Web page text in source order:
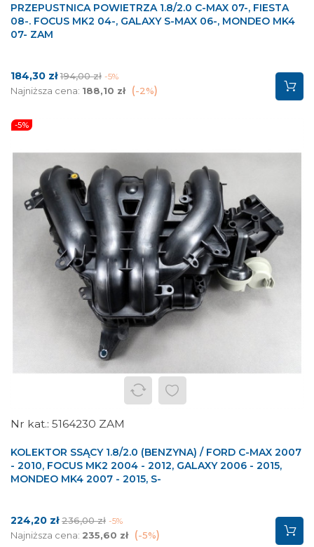
PRZEPUSTNICA POWIETRZA 1.8/2.0 C-MAX 07-, FIESTA
08-. FOCUS MK2 04-, GALAXY S-MAX 06-, MONDEO MK4
07- ZAM
Cena
184,30 złCena
podstawowa
194,00 zł -5%
Najniższa cena: 188,10 zł -2%
-5%
5164230 ZAM
KOLEKTOR SSĄCY 1.8/2.0 (BENZYNA) / FORD C-MAX 2007
- 2010, FOCUS MK2 2004 - 2012, GALAXY 2006 - 2015,
MONDEO MK4 2007 - 2015, S-
Cena
224,20 zł Cena
podstawowa
236,00 zł -5%
Najniższa cena: 235,60 zł -5%